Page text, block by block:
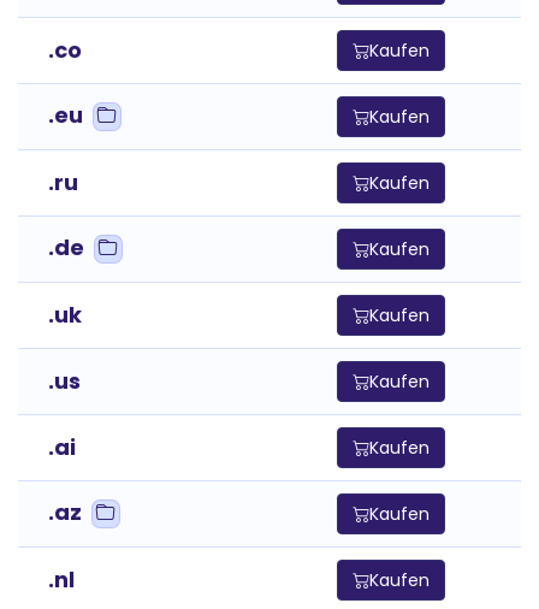
.co Kaufen
.eu Kaufen
.ru Kaufen
.de Kaufen
.uk Kaufen
.us Kaufen
.ai Kaufen
.az Kaufen
.nl Kaufen